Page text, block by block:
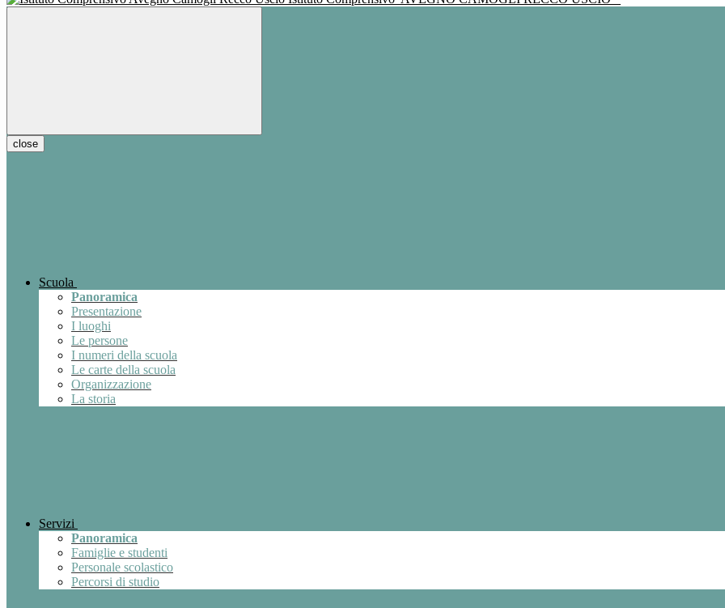
close
Scuola
Panoramica
Presentazione
I luoghi
Le persone
I numeri della scuola
Le carte della scuola
Organizzazione
La storia
Servizi
Panoramica
Famiglie e studenti
Personale scolastico
Percorsi di studio